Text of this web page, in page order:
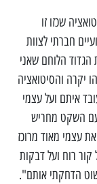
שכזו זו
חברתי לצוות
הגדוד הלוחם שאני
יקרה והסיטואציה
איתם ועל עצמי
עם השקט מחריש
עצמי מאוד מרוכז
רוח ועל דבקות
הדחקתי אותם".